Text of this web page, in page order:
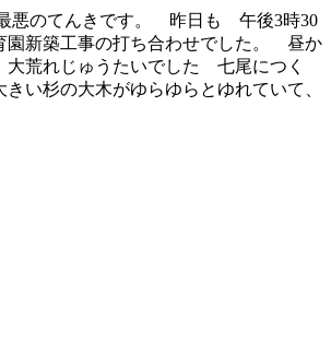
のてんきです。 昨日も 午後3時30
新築工事の打ち合わせでした。 昼か
荒れじゅうたいでした 七尾につく
い杉の大木がゆらゆらとゆれていて、